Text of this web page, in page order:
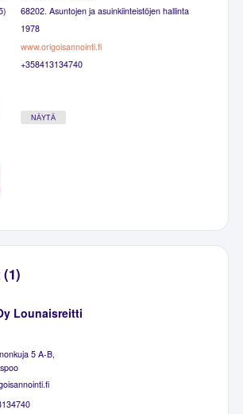
68202. Asuntojen ja asuinkiinteistöjen hallinta
1978
www.origoisannointi.fi
+358413134740
NÄYTÄ
Lounaisreitti
5 A-B,